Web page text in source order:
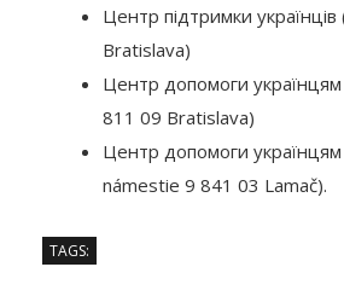
Центр підтримки
Bratislava)
Центр допомоги
811 09 Bratislava)
Центр допомоги
námestie 9 841 03 Lamač).
TAGS: